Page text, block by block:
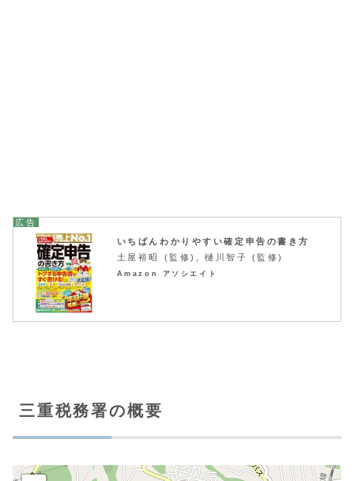
いちばんわかりやすい確定申告の書き方
土屋裕昭 (監修), 樋川智子 (監修)
Amazon アソシエイト
三重税務署の概要